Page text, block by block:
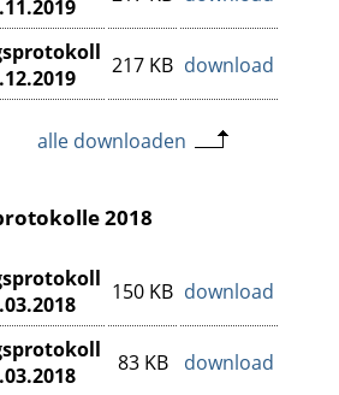
217 KB download
alle downloaden
2018
150 KB download
83 KB download